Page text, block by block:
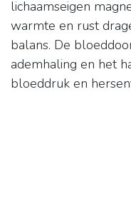
lichaamseigen
warmte en rust
balans. De
ademhaling en het
bloeddruk en